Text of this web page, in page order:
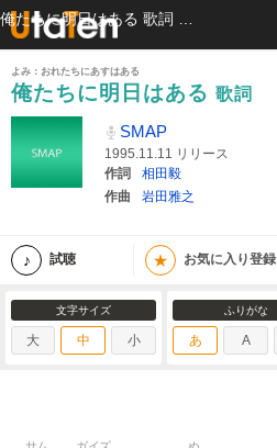
よみ：おれたちにあすはある
俺たちに明日はある 歌詞
SMAP
1995.11.11 リリース
作詞
相田毅
作曲
岩田雅之
試聴 ★ お気に入り登録
文字サイズ
大 中 小
ふりがな
あ A